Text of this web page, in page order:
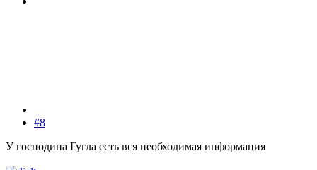
#8
У господина Гугла есть вся необходимая информация